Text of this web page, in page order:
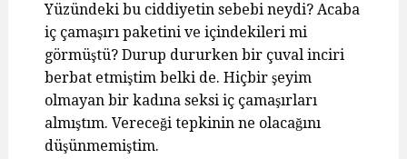
Yüzündeki bu ciddiyetin sebebi neydi? Acaba
iç çamaşırı paketini ve içindekileri mi
görmüştü? Durup dururken bir çuval inciri
berbat etmiştim belki de. Hiçbir şeyim
olmayan bir kadına seksi iç çamaşırları
almıştım. Vereceği tepkinin ne olacağını
düşünmemiştim.